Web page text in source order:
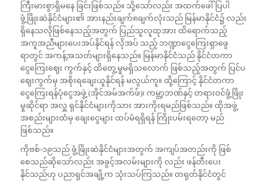
ကြီးမားစွာရှိမနေ ခြင်းဖြစ်သည်။ သို့သော်လည်း အထက်ဖေါ်ပြပါ
ဖွံ့ဖြိုးဆဲနိုင်ငံများ၏ အားနည်းချက်၈ချက်လုံးသည် မြန်မာနိုင်ငံ၌ လည်း
ရှိနေသလိုဖြစ်နေသည့်အတွက် ပြည်သူလူထုအား ထိရောက်သည့်
အကူအညီများပေးအပ်နိုင်ရန် လိုအပ် သည့် ဘဏ္ဍာငွေကြေးရှာဖွေ
ရာတွင် အကန့်အသတ်များရှိနေသည်။ မြန်မာနိုင်ငံသည် နိုင်ငံတကာ
ငွေကြေးဈေး ကွက်နှင့် ထိတွေ့မှုမရှိသလောက် ဖြစ်သည့်အတွက် ပြင်ပ
ဈေးကွက်မှ အစိုးရချေးယူနိုင်ရန် မလွယ်ကူ။ ထို့ကြောင့် နိုင်ငံတကာ
ငွေကြေးရန်ပုံငွေအဖွဲ့ (အိုင်အမ်အက်ဖ်)၊ ကမ္ဘာ့ဘဏ်နှင့် တရားဝင်ဖွံ့ဖြိုး
မှုဆိုင်ရာ အလှူ ရှင်နိုင်ငံများကိုသား အားကိုးရမည်ဖြစ်သည်။ ထိုအဖွဲ့
အစည်းများထံမှ ချေးငွေများ ထပ်မံရရှိရန် ကြိုးပမ်းရတော့ မည်
ဖြစ်သည်။
ကိုဗစ်-၁၉သည် ဖွံ့ဖြိုးဆဲနိုင်ငံများအတွက် အကျပ်အတည်းကို ဖြစ်
စေသည်ဆိုသော်လည်း အခွင့်အလမ်းများကို လည်း ဖန်တီးပေး
နိုင်သည်ဟု ပညာရှင်အချို့က သုံးသပ်ကြသည်။ တရုတ်နိုင်ငံတွင်